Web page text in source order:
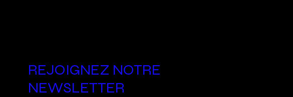
REJOIGNEZ NOTRE
NEWSLETTER